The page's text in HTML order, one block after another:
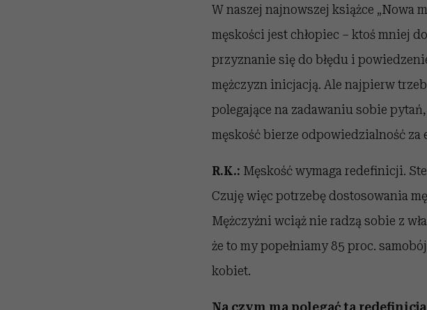
W naszej najnowszej książce „Nowa
męskości jest chłopiec – ktoś mniej
przyznanie się do błędu i
mężczyzn inicjacją. Ale najpierw
polegające na zadawaniu sobie
męskość bierze odpowiedzialność
R.K.: Męskość wymaga redefinicji.
Czuję więc potrzebę dostosowania
Mężczyźni wciąż nie radzą sobie z
że to my popełniamy 85 proc.
kobiet.
Na czym ma polegać ta